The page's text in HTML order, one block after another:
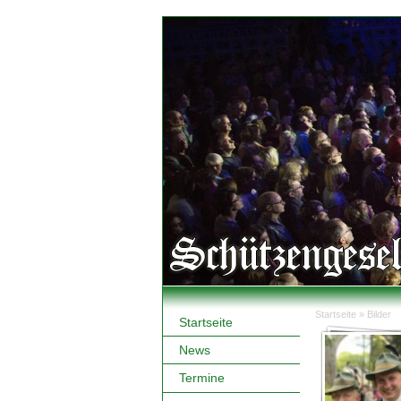
Startseite
News
Termine
Sie sind
Startseite » Bilder